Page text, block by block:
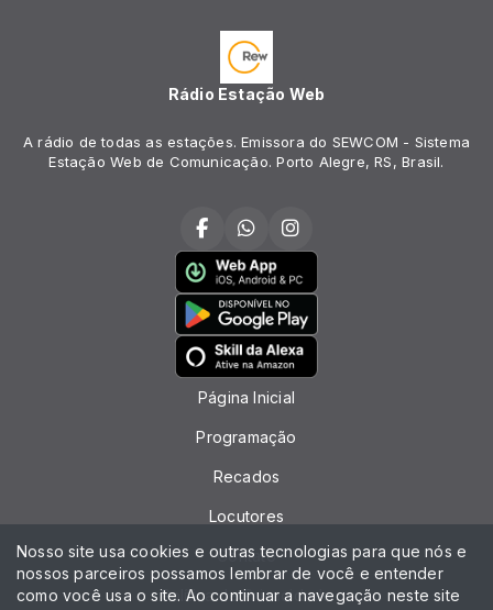
Rádio Estação Web
A rádio de todas as estações. Emissora do SEWCOM - Sistema
Estação Web de Comunicação. Porto Alegre, RS, Brasil.
Página Inicial
Programação
Recados
Locutores
Contato
Política de Privacidade
Nosso site usa cookies e outras tecnologias para que nós e
nossos parceiros possamos lembrar de você e entender
como você usa o site. Ao continuar a navegação neste site